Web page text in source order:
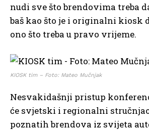
nudi sve što brendovima treba
baš kao što je i originalni kiosk
ono što treba u pravo vrijeme.
KIOSK tim – Foto: Mateo Mučnjak
Nesvakidašnji pristup
će svjetski i regionalni
poznatih brendova iz svijeta